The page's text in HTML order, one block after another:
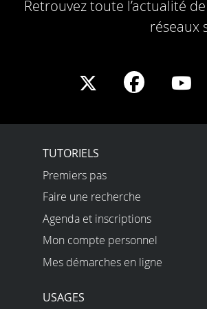
Retrouvez toute l’actualité
réseaux
Share
X
Share
Facebook
TUTORIELS
Premiers pas
Faire une recherche
Agenda et inscriptions
Mon compte personnel
Mes démarches en ligne
USAGES